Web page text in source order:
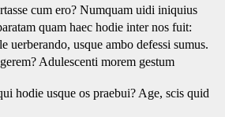
cum ero? Numquam uidi iniquius
quam haec hodie inter nos fuit:
uerberando, usque ambo defessi sumus.
Adulescenti morem gestum
hodie usque os praebui? Age, scis quid